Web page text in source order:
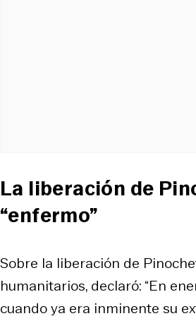
La liberación de
“enfermo”
Sobre la liberación de
humanitarios, declaró: “En
cuando ya era inminente su